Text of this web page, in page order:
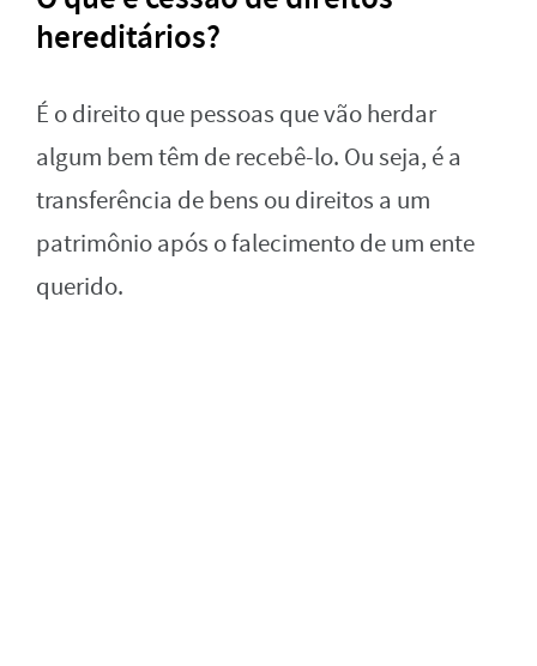
hereditários?
É o direito que pessoas que vão herdar
algum bem têm de recebê-lo. Ou seja, é a
transferência de bens ou direitos a um
patrimônio após o falecimento de um ente
querido.